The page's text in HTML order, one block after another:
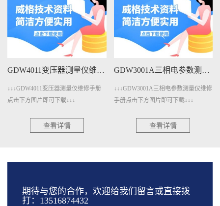
GDW4011变压器测量仪维修手册下载
↓↓↓GDW4011变压器测量仪维修手册
点击下方图片即可下载↓↓↓
查看详情
GDW3001A三相电参数测量仪维修手册下载
↓↓↓GDW3001A三相电参数测量仪维修
手册点击下方图片即可下载↓↓↓
查看详情
期待与您的合作，欢迎给我们留言或直接拨
打：13516874432